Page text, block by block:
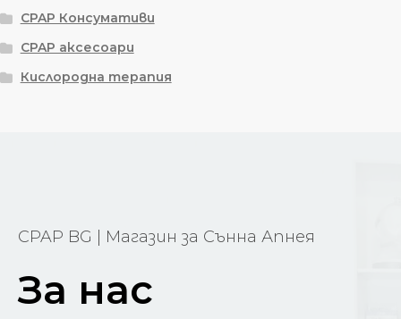
CPAP Консумативи
CPAP аксесоари
Кислородна терапия
CPAP BG | Магазин за Сънна Апнея
За нас